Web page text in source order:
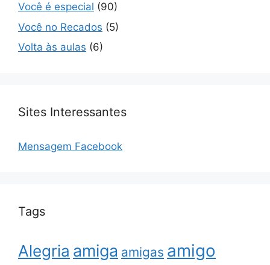
Você é especial (90)
Você no Recados (5)
Volta às aulas (6)
Sites Interessantes
Mensagem Facebook
Tags
Alegria amiga amigas amigo